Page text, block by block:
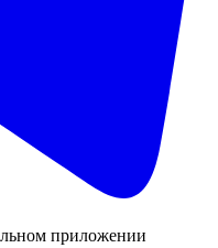
приложении